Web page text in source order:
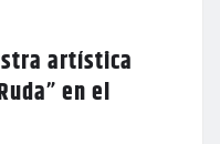
artística
en el